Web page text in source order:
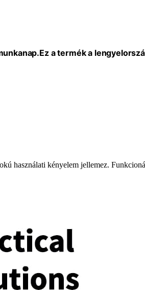
Ez a termék a
használati kényelem jellemez.